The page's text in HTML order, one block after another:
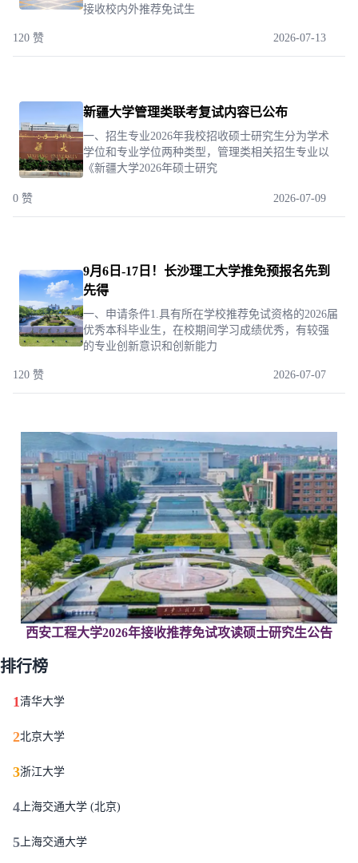
接收校内外推荐免试生
120 赞 2026-07-13
新疆大学管理类联考复试内容已公布
一、招生专业2026年我校招收硕士研究生分为学术
学位和专业学位两种类型，管理类相关招生专业以
《新疆大学2026年硕士研究
0 赞 2026-07-09
9月6日-17日！长沙理工大学推免预报名先到
先得
一、申请条件1.具有所在学校推荐免试资格的2026届
优秀本科毕业生，在校期间学习成绩优秀，有较强
的专业创新意识和创新能力
120 赞 2026-07-07
西安工程大学2026年接收推荐免试攻读硕士研究生公告
排行榜
1 清华大学
2北京大学
3浙江大学
4 上海交通大学 (北京)
5 上海交通大学